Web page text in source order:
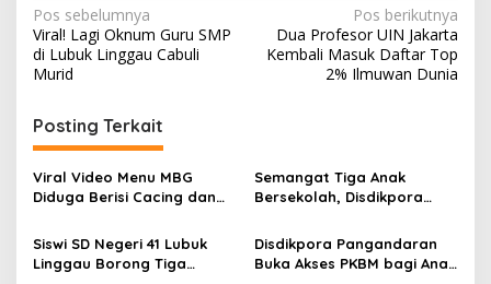
N
a
v
i
g
a
s
i
p
Pos sebelumnya
Viral! Lagi Oknum Guru SMP
di Lubuk Linggau Cabuli
Murid
Pos berikutnya
Dua Profesor UIN Jakarta
Kembali Masuk Daftar Top
2% Ilmuwan Dunia
Posting Terkait
Viral Video Menu MBG
Diduga Berisi Cacing dan
Lakukan Investigasi
Semangat Tiga Anak
Bersekolah, Disdikpora
Pendidikan Terpenuhi
Siswi SD Negeri 41 Lubuk
Linggau Borong Tiga
Disdikpora Pangandaran
Buka Akses PKBM bagi Anak